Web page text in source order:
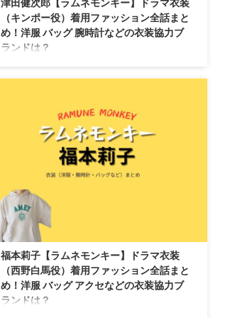
津田健次郎【ラムネモンキー】ドラマ衣装
（キンポー役）着用ファッション全話まと
め！洋服 バッグ 腕時計などの衣装協力ブ
ランドは？
すけ役）の衣装・服装（服･バッグ･アクセ・靴な
別・コーデ別に紹介♪
福本莉子【ラムネモンキー】ドラマ衣装
（西野白馬役）着用ファッション全話まと
め！洋服 バッグ アクセなどの衣装協力ブ
ランドは？